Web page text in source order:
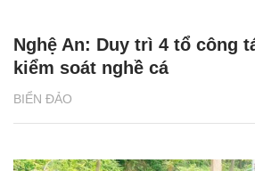
BIỂN ĐẢO
Nghệ An: Duy trì 4 tổ công
kiểm soát nghề cá